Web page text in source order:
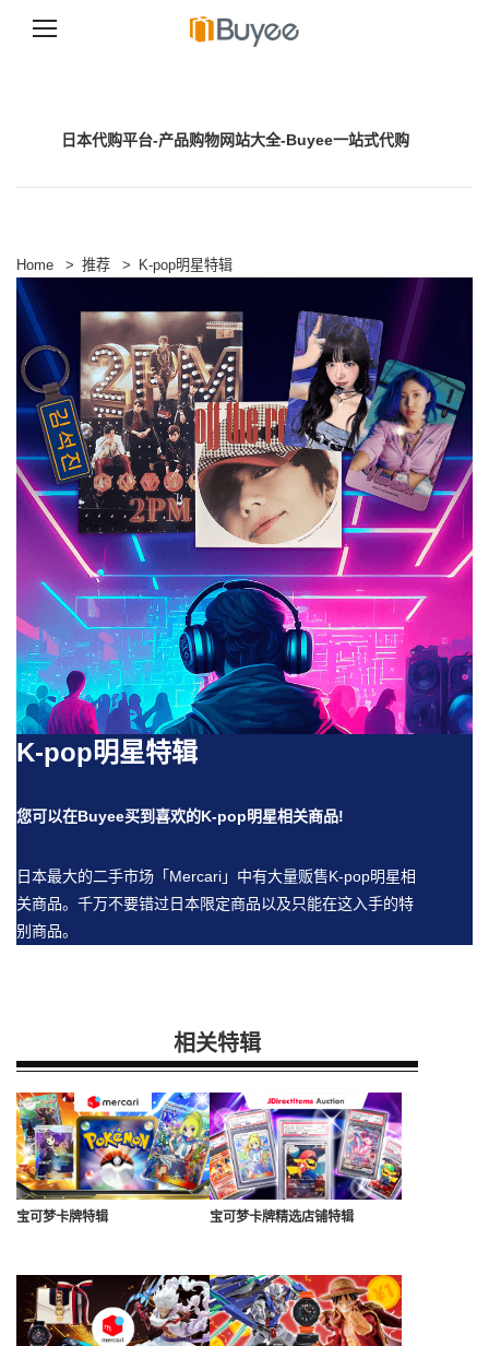
日本代购平台-产品购物网站大全-Buyee一站式代购
Home > 推荐 > K-pop明星特辑
K-pop明星特辑
您可以在Buyee买到喜欢的K-pop明星相关商品!
日本最大的二手市场「Mercari」中有大量贩售K-pop明星相
关商品。千万不要错过日本限定商品以及只能在这入手的特
别商品。
相关特辑
宝可梦卡牌特辑 宝可梦卡牌精选店铺特辑